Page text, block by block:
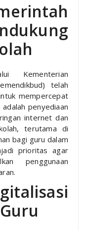
Kementerian
telah
mempercepat
penyediaan
internet dan
terutama di
bagi guru dalam
prioritas agar
penggunaan